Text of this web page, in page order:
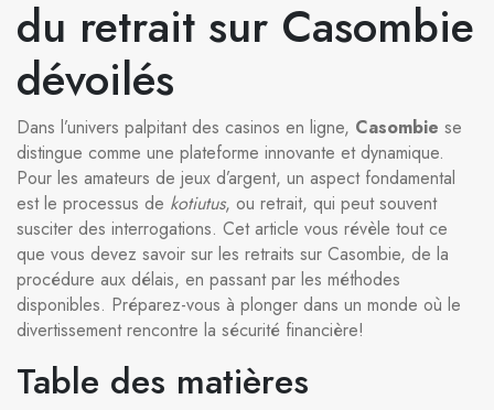
du retrait sur Casombie
dévoilés
Dans l’univers palpitant des casinos en ligne, Casombie se
distingue comme une plateforme innovante et dynamique.
Pour les amateurs de jeux d’argent, un aspect fondamental
est le processus de kotiutus, ou retrait, qui peut souvent
susciter des interrogations. Cet article vous révèle tout ce
que vous devez savoir sur les retraits sur Casombie, de la
procédure aux délais, en passant par les méthodes
disponibles. Préparez-vous à plonger dans un monde où le
divertissement rencontre la sécurité financière!
Table des matières